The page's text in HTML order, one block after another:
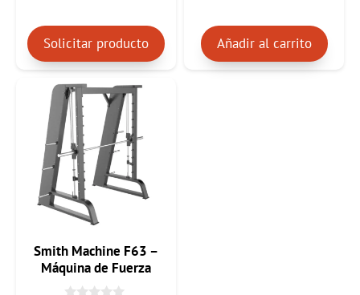
Solicitar producto Añadir al carrito
Smith Machine F63 –
Máquina de Fuerza
Profesional